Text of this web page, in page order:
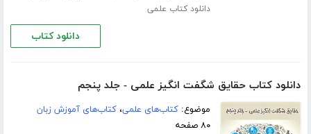
دانلود کتاب علمی
دانلود کتاب
دانلود کتاب حقایق شگفت انگیز علمی - جلد پنجم
موضوع:کتاب‌های علمی،کتاب‌های آموزش زبان
۸۰ صفحه